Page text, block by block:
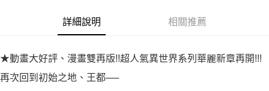
１．透過由恩沛科技股份有限公司提供之「AFTEE先享後付」服務完成之交
易，需依本服務之必要範圍內提供個人資料，並將交易相關給付款項請求債
２．關於個人資料處理事宜，請瀏覽以下網址：
３．未成年的使用者請事先徵得法定代理人或監護人之同意方可使用
每筆NT$80，滿NT$500(含以上)免運費
每筆NT$80，滿NT$500(含以上)免運費
詳細說明 相關推薦
★動畫大好評、漫畫雙再版!!超人氣異世界系列華麗新章再開!!!
再次回到初始之地、王都──